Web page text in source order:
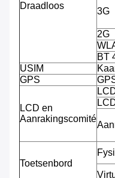
Draadloos
3G
2G
BT
USIM
GPS
LCD en
Aanrakingscomité
Toetsenbord